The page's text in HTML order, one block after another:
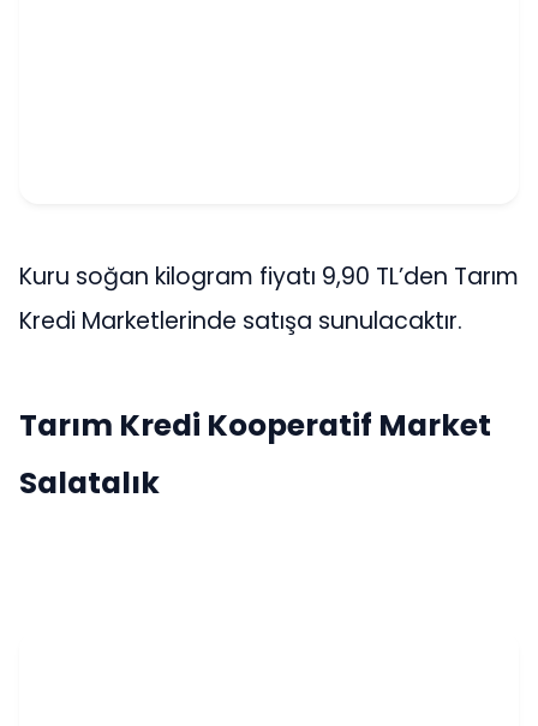
Kuru soğan kilogram fiyatı 9,90 TL’den Tarım
Kredi Marketlerinde satışa sunulacaktır.
Tarım Kredi Kooperatif Market
Salatalık